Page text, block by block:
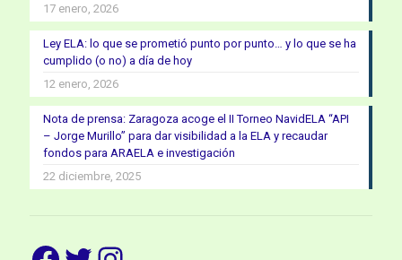
17 enero, 2026
Ley ELA: lo que se prometió punto por punto… y lo que se ha
cumplido (o no) a día de hoy
12 enero, 2026
Nota de prensa: Zaragoza acoge el II Torneo NavidELA “API
– Jorge Murillo” para dar visibilidad a la ELA y recaudar
fondos para ARAELA e investigación
22 diciembre, 2025